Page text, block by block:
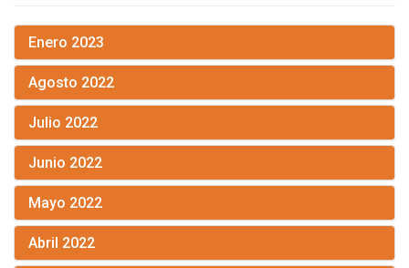
Enero 2023
Agosto 2022
Julio 2022
Junio 2022
Mayo 2022
Abril 2022